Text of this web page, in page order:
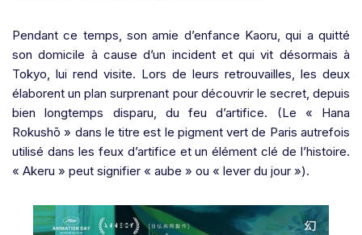
Pendant ce temps, son amie d’enfance Kaoru, qui a quitté
son domicile à cause d’un incident et qui vit désormais à
Tokyo, lui rend visite. Lors de leurs retrouvailles, les deux
élaborent un plan surprenant pour découvrir le secret, depuis
bien longtemps disparu, du feu d’artifice. (Le « Hana
Rokushō » dans le titre est le pigment vert de Paris autrefois
utilisé dans les feux d’artifice et un élément clé de l’histoire.
« Akeru » peut signifier « aube » ou « lever du jour »).